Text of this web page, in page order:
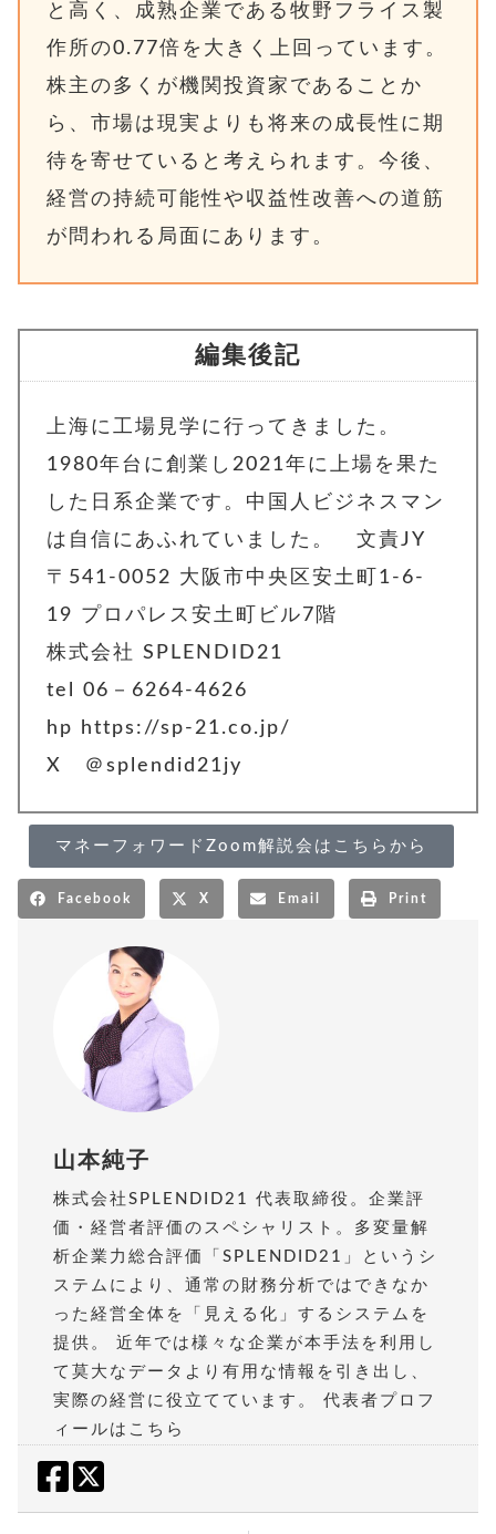
と高く、成熟企業である牧野フライス製
作所の0.77倍を大きく上回っています。
株主の多くが機関投資家であることか
ら、市場は現実よりも将来の成長性に期
待を寄せていると考えられます。今後、
経営の持続可能性や収益性改善への道筋
が問われる局面にあります。
編集後記
上海に工場見学に行ってきました。
1980年台に創業し2021年に上場を果た
した日系企業です。中国人ビジネスマン
は自信にあふれていました。 文責JY
〒541-0052 大阪市中央区安土町1-6-
19 プロパレス安土町ビル7階
株式会社 SPLENDID21
tel 06－6264-4626
hp https://sp-21.co.jp/
X ＠splendid21jy
マネーフォワードZoom解説会はこちらから
Facebook X Email Print
山本純子
株式会社SPLENDID21 代表取締役。企業評
価・経営者評価のスペシャリスト。多変量解
析企業力総合評価「SPLENDID21」というシ
ステムにより、通常の財務分析ではできなか
った経営全体を「見える化」するシステムを
提供。 近年では様々な企業が本手法を利用し
て莫大なデータより有用な情報を引き出し、
実際の経営に役立てています。 代表者プロフ
ィールはこちら